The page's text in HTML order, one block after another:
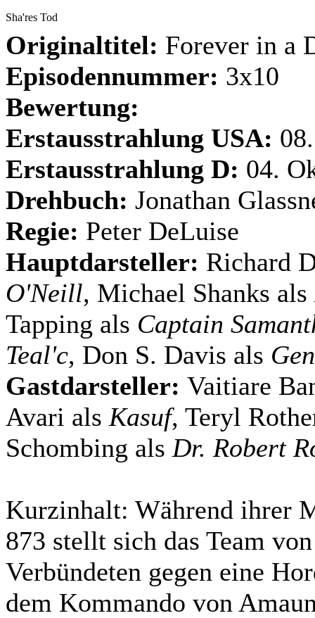
Sha'res Tod
Originaltitel: Forever in a
Episodennummer: 3x10
Bewertung:
Erstausstrahlung USA:
Erstausstrahlung D: 04.
Drehbuch: Jonathan
Regie: Peter DeLuise
Hauptdarsteller: Richard
O'Neill, Michael Shanks als
Tapping als Captain
Teal'c, Don S. Davis als
Gastdarsteller: Vaitiare
Avari als Kasuf, Teryl
Schombing als Dr. Robert
Kurzinhalt: Während ihrer
873 stellt sich das Team
Verbündeten gegen eine
dem Kommando von